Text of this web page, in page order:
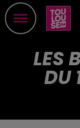
LES
DU